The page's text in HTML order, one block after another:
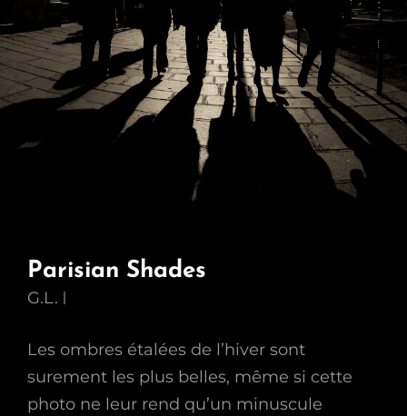
Parisian Shades
G.L.
Les ombres étalées de l’hiver sont
surement les plus belles, même si cette
photo ne leur rend qu’un minuscule